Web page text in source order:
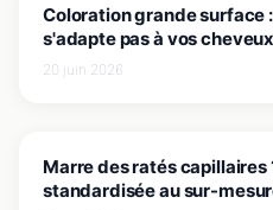
J'EXPLORE LES ASTUCES
Coloration grande surface
s'adapte pas à vos cheveux
20 juin 2026
J'EXPLORE LES ASTUCES
Marre des ratés capillaires
standardisée au sur-